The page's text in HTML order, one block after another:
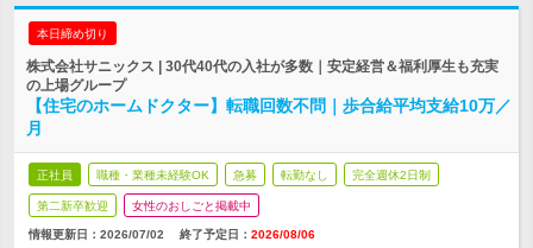
本日締め切り
株式会社サニックス | 30代40代の入社が多数｜安定経営＆福利厚生も充実
の上場グループ
【住宅のホームドクター】転職回数不問｜歩合給平均支給10万／
月
正社員 職種・業種未経験OK 急募 転勤なし 完全週休2日制
第二新卒歓迎 女性のおしごと掲載中
情報更新日：2026/07/02 終了予定日： 2026/08/06